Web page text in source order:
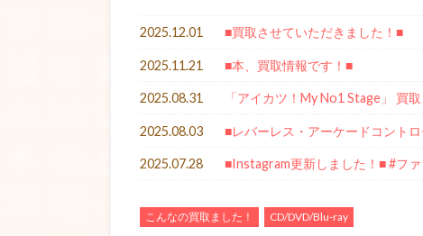
2025.12.01 ■買取させていただきました！■
2025.11.21 ■本、買取情報です！■
2025.08.31 「アイカツ！My No1 Stage」 買
2025.08.03 ■レバーレス・アーケードコント
2025.07.28 ■Instagram更新しました！■ #フ
こんなの買取ました！ CD/DVD/Blu-ray